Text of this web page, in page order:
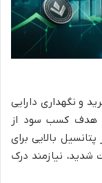
و نگهداری دارایی
هدف کسب سود از
بالایی برای
شدید، نیازمند درک